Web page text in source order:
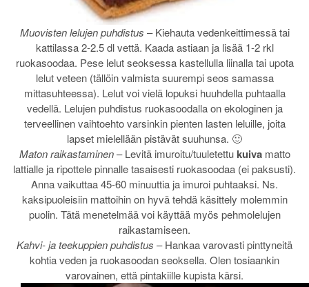
Muovisten lelujen puhdistus – Kiehauta vedenkeittimessä tai
kattilassa 2-2.5 dl vettä. Kaada astiaan ja lisää 1-2 rkl
ruokasoodaa. Pese lelut seoksessa kastellulla liinalla tai upota
lelut veteen (tällöin valmista suurempi seos samassa
mittasuhteessa). Lelut voi vielä lopuksi huuhdella puhtaalla
vedellä. Lelujen puhdistus ruokasoodalla on ekologinen ja
terveellinen vaihtoehto varsinkin pienten lasten leluille, joita
lapset mielellään pistävät suuhunsa. 🙂
Maton raikastaminen– Levitä imuroitu/tuuletettu kuivamatto
lattialle ja ripottele pinnalle tasaisesti ruokasoodaa (ei paksusti).
Anna vaikuttaa 45-60 minuuttia ja imuroi puhtaaksi. Ns.
kaksipuoleisiin mattoihin on hyvä tehdä käsittely molemmin
puolin. Tätä menetelmää voi käyttää myös pehmolelujen
raikastamiseen.
Kahvi- ja teekuppien puhdistus – Hankaa varovasti pinttyneitä
kohtia veden ja ruokasoodan seoksella. Olen tosiaankin
varovainen, että pintakiille kupista kärsi.